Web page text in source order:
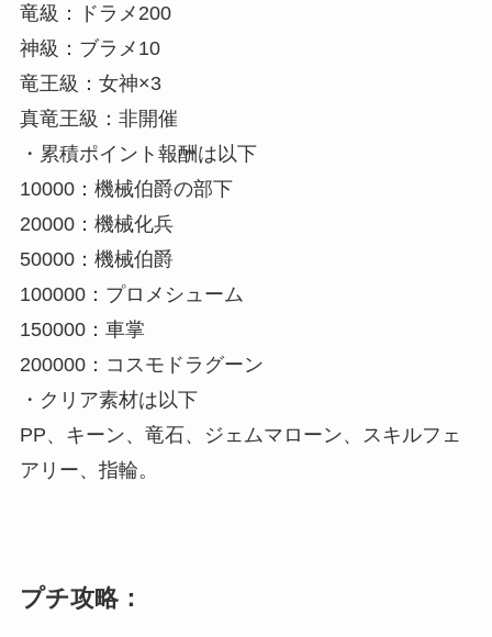
竜級：ドラメ200
神級：ブラメ10
竜王級：女神×3
真竜王級：非開催
・累積ポイント報酬は以下
10000：機械伯爵の部下
20000：機械化兵
50000：機械伯爵
100000：プロメシューム
150000：車掌
200000：コスモドラグーン
・クリア素材は以下
PP、キーン、竜石、ジェムマローン、スキルフェ
アリー、指輪。
プチ攻略：